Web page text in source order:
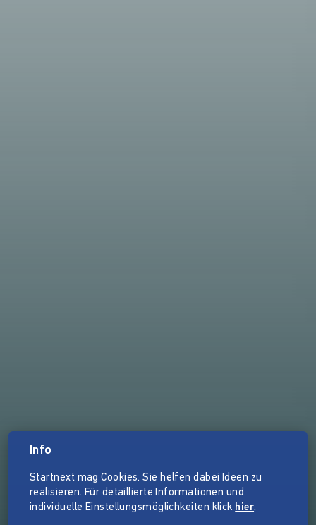
Info
Startnext mag Cookies. Sie helfen dabei Ideen zu
realisieren. Für detaillierte Informationen und
individuelle Einstellungsmöglichkeiten klick hier.